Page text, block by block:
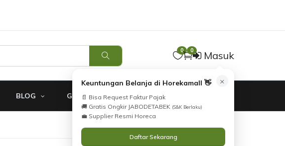
0 0 Masuk
×
Keuntungan Belanja di Horekamall 👋
📄 Bisa Request Faktur Pajak
🚚 Gratis Ongkir JABODETABEK (S&K Berlaku)
💼 Supplier Resmi Horeca
Daftar Sekarang
BLOG GARANSI